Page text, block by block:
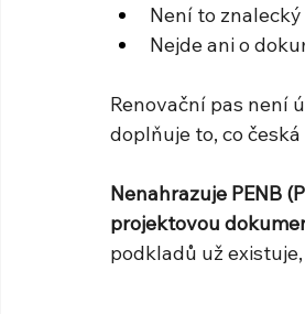
Není to
Nejde ani o
Renovační pas není
doplňuje to, co
Nenahrazuje PENB
projektovou
podkladů už